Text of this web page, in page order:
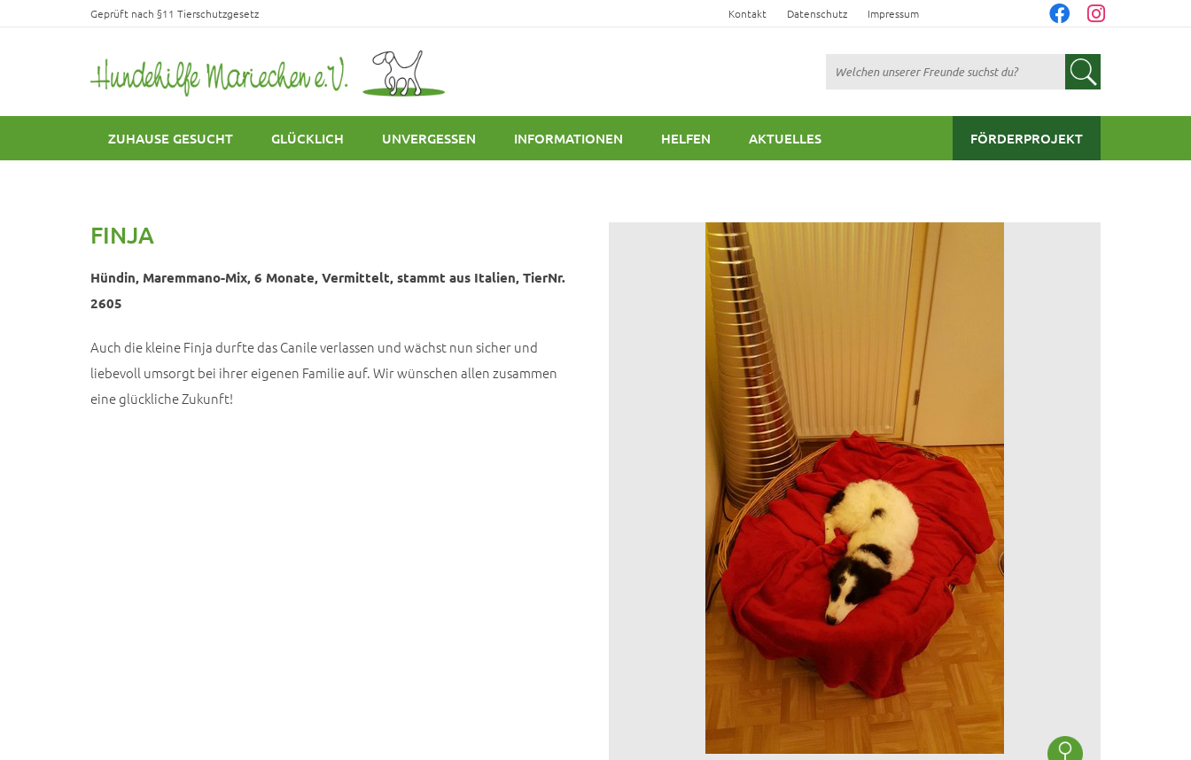
Geprüft nach §11 Tierschutzgesetz Kontakt Datenschutz Impressum
Suchen
ZUHAUSE GESUCHT GLÜCKLICH UNVERGESSEN INFORMATIONEN HELFEN AKTUELLES FÖRDERPROJEKT
FINJA
Hündin, Maremmano-Mix, 6 Monate, Vermittelt, stammt aus Italien, TierNr.
2605
Auch die kleine Finja durfte das Canile verlassen und wächst nun sicher und
liebevoll umsorgt bei ihrer eigenen Familie auf. Wir wünschen allen zusammen
eine glückliche Zukunft!